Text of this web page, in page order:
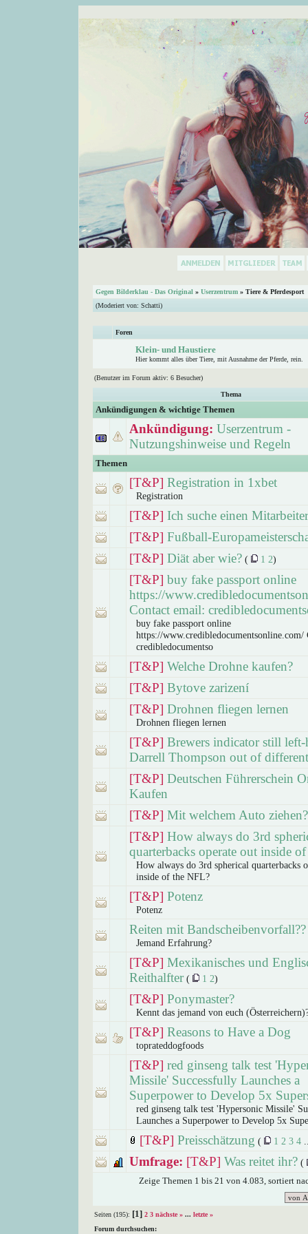
Gegen Bilderklau - Das Original » Userzentrum » Tiere & Pferdesport
(Moderiert von: Schatti)
Foren
Klein- und Haustiere
Hier kommt alles über Tiere, mit Ausnahme der Pferde, rein.
(Benutzer im Forum aktiv: 6 Besucher)
Thema
Ankündigungen & wichtige Themen
Ankündigung: Userzentrum -
Nutzungshinweise und Regeln
Themen
[T&P] Registration in 1xbet
Registration
[T&P] Ich suche einen Mitarbeiter
[T&P] Fußball-
[T&P] Diät aber wie? ( 1 2)
[T&P] buy fake passport online
https://
Contact email:
buy fake passport online
https://www.credibledocumentsonline.com/
credibledocumentso
[T&P] Welche Drohne kaufen?
[T&P] Bytove zarizení
[T&P] Drohnen fliegen lernen
Drohnen fliegen lernen
[T&P] Brewers indicator still left-
Darrell Thompson out of
[T&P] Deutschen Führerschein
Kaufen
[T&P] Mit welchem Auto ziehen?
[T&P] How always do 3rd
quarterbacks operate out inside
How always do 3rd spherical quarterbacks
inside of the NFL?
[T&P] Potenz
Potenz
Reiten mit Bandscheibenvorfall??
Jemand Erfahrung?
[T&P] Mexikanisches und
Reithalfter( 1 2)
[T&P] Ponymaster?
Kennt das jemand von euch
[T&P] Reasons to Have a Dog
toprateddogfoods
[T&P] red ginseng talk test
Missile' Successfully Launches a
Superpower to Develop 5x
red ginseng talk test 'Hypersonic Missile'
Launches a Superpower to Develop 5x
[T&P] Preisschätzung ( 1 2 3 4
Umfrage: [T&P] Was reitet ihr? (
Zeige Themen 1 bis 21 von 4.083, sortiert
Seiten (195): [1] 2 3 nächste » ... letzte »
Forum durchsuchen: